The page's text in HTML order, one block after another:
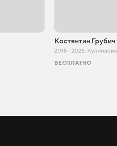
Костянтин Грубич
2015 - 2026, Кулинария
БЕСПЛАТНО